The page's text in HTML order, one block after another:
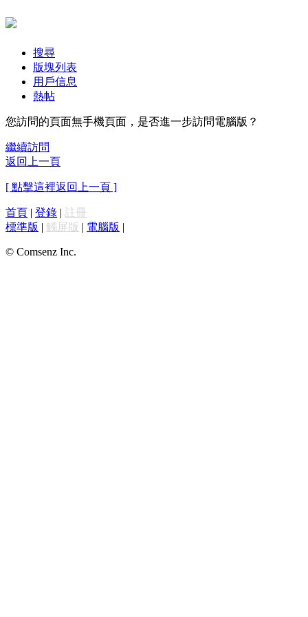
搜尋
版塊列表
用戶信息
熱帖
您訪問的頁面無手機頁面，是否進一步訪問電腦版？
繼續訪問
返回上一頁
[ 點擊這裡返回上一頁 ]
首頁 | 登錄 | 註冊
標準版 | 觸屏版 | 電腦版 |
© Comsenz Inc.